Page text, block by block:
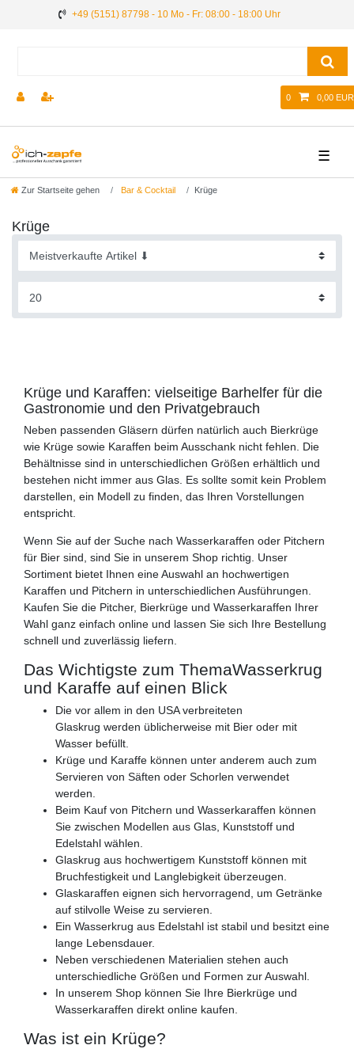
+49 (5151) 87798 - 10 Mo - Fr: 08:00 - 18:00 Uhr
0 0,00 EUR
☰
Zur Startseite gehen Bar & Cocktail Krüge
Krüge
Krüge und Karaffen: vielseitige Barhelfer für die
Gastronomie und den Privatgebrauch
Neben passenden Gläsern dürfen natürlich auch Bierkrüge
wie Krüge sowie Karaffen beim Ausschank nicht fehlen. Die
Behältnisse sind in unterschiedlichen Größen erhältlich und
bestehen nicht immer aus Glas. Es sollte somit kein Problem
darstellen, ein Modell zu finden, das Ihren Vorstellungen
entspricht.
Wenn Sie auf der Suche nach Wasserkaraffen oder Pitchern
für Bier sind, sind Sie in unserem Shop richtig. Unser
Sortiment bietet Ihnen eine Auswahl an hochwertigen
Karaffen und Pitchern in unterschiedlichen Ausführungen.
Kaufen Sie die Pitcher, Bierkrüge und Wasserkaraffen Ihrer
Wahl ganz einfach online und lassen Sie sich Ihre Bestellung
schnell und zuverlässig liefern.
Das Wichtigste zum ThemaWasserkrug
und Karaffe auf einen Blick
Die vor allem in den USA verbreiteten
Glaskrug werden üblicherweise mit Bier oder mit
Wasser befüllt.
Krüge und Karaffe können unter anderem auch zum
Servieren von Säften oder Schorlen verwendet
werden.
Beim Kauf von Pitchern und Wasserkaraffen können
Sie zwischen Modellen aus Glas, Kunststoff und
Edelstahl wählen.
Glaskrug aus hochwertigem Kunststoff können mit
Bruchfestigkeit und Langlebigkeit überzeugen.
Glaskaraffen eignen sich hervorragend, um Getränke
auf stilvolle Weise zu servieren.
Ein Wasserkrug aus Edelstahl ist stabil und besitzt eine
lange Lebensdauer.
Neben verschiedenen Materialien stehen auch
unterschiedliche Größen und Formen zur Auswahl.
In unserem Shop können Sie Ihre Bierkrüge und
Wasserkaraffen direkt online kaufen.
Was ist ein Krüge?